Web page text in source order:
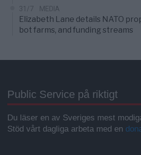
31/7 MEDIA
Elizabeth Lane details NATO
bot farms, and funding streams
Public Service på riktigt
Du läser en av Sveriges mest
Stöd vårt dagliga arbeta med en